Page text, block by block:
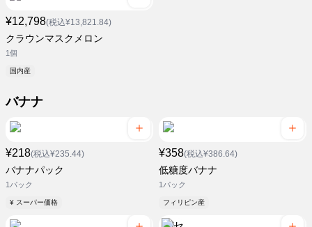
¥12,798(税込¥13,821.84)
クラウンマスクメロン
1個
国内産
バナナ
¥218(税込¥235.44)
バナナパック
1パック
¥ スーパー価格
¥358(税込¥386.64)
低糖度バナナ
1パック
フィリピン産